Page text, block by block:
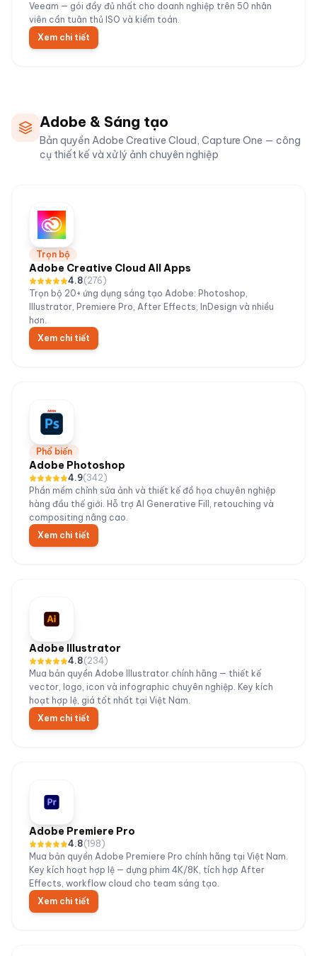
Veeam — gói đầy đủ nhất cho doanh nghiệp trên 50 nhân
viên cần tuân thủ ISO và kiểm toán.
Xem chi tiết
Adobe & Sáng tạo
Bản quyền Adobe Creative Cloud, Capture One — công
cụ thiết kế và xử lý ảnh chuyên nghiệp
Trọn bộ
Adobe Creative Cloud All Apps
4.8(276)
Trọn bộ 20+ ứng dụng sáng tạo Adobe: Photoshop,
Illustrator, Premiere Pro, After Effects, InDesign và nhiều
hơn.
Xem chi tiết
Phổ biến
Adobe Photoshop
4.9(342)
Phần mềm chỉnh sửa ảnh và thiết kế đồ họa chuyên nghiệp
hàng đầu thế giới. Hỗ trợ AI Generative Fill, retouching và
compositing nâng cao.
Xem chi tiết
Adobe Illustrator
4.8(234)
Mua bản quyền Adobe Illustrator chính hãng — thiết kế
vector, logo, icon và infographic chuyên nghiệp. Key kích
hoạt hợp lệ, giá tốt nhất tại Việt Nam.
Xem chi tiết
Adobe Premiere Pro
4.8(198)
Mua bản quyền Adobe Premiere Pro chính hãng tại Việt Nam.
Key kích hoạt hợp lệ — dựng phim 4K/8K, tích hợp After
Effects, workflow cloud cho team sáng tạo.
Xem chi tiết